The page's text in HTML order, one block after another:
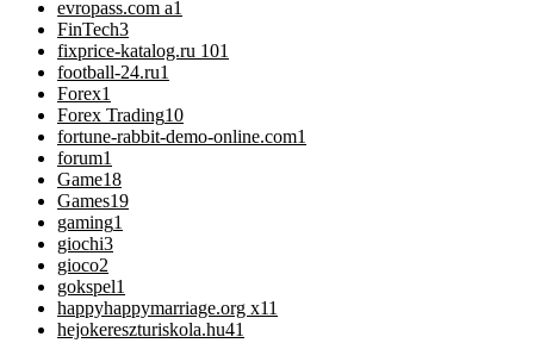
evropass.com a1
FinTech3
fixprice-katalog.ru 101
football-24.ru1
Forex1
Forex Trading10
fortune-rabbit-demo-online.com1
forum1
Game18
Games19
gaming1
giochi3
gioco2
gokspel1
happyhappymarriage.org x11
hejokereszturiskola.hu41